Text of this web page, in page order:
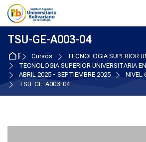
Skip to navigation
Skip to login form
Salta al contenido principal
Skip to accessibility options
Skip to footer
Skip accessibility options
TSU-GE-A003-04
Página Principal
Cursos
TECNOLOGIA SUPERIOR
ABRIL 2025 - SEPTIEMBRE 2025
NIVEL
TSU-GE-A003-04